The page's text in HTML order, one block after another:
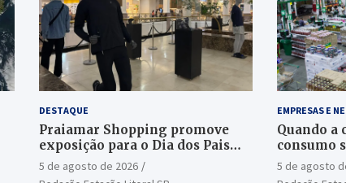
DESTAQUE
Praiamar Shopping promove
exposição para o Dia dos Pais
em Santos
5 de agosto de 2026
EMPRESAS E
Quando a
consumo
5 de agosto